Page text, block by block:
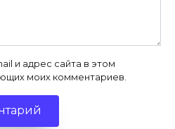
и адрес сайта в этом
моих комментариев.